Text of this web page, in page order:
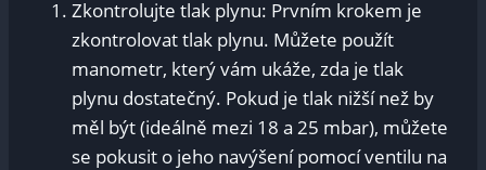
Zkontrolujte tlak plynu: Prvním krokem je
zkontrolovat tlak plynu. Můžete použít
manometr, který vám ukáže, zda je tlak
plynu dostatečný. Pokud je tlak nižší než by
měl být (ideálně mezi 18 a 25 mbar), můžete
se pokusit o jeho navýšení pomocí ventilu na